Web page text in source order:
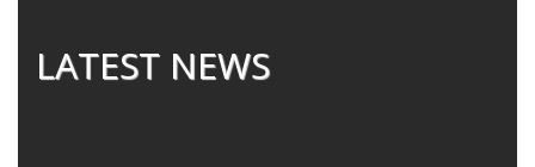
LATEST NEWS